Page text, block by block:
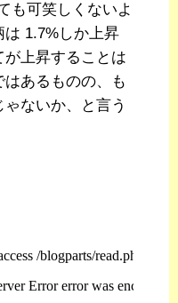
も可笑しくないよ
は 1.7%しか上昇
が上昇することは
あるものの、も
ないか、と言う